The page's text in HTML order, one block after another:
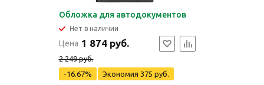
Обложка для автодокументов
Нет в наличии
Цена 1 874 руб.
2 249 руб.
-16.67%
Экономия 375 руб.